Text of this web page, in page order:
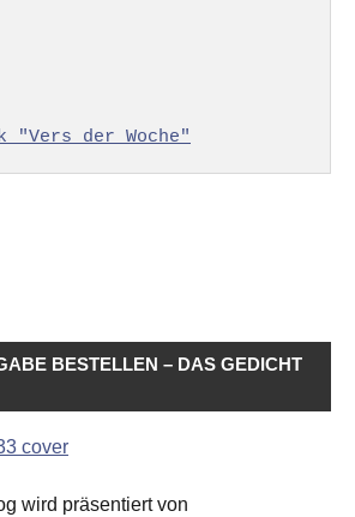
"Vers der Woche"
BESTELLEN – DAS GEDICHT
wird präsentiert von